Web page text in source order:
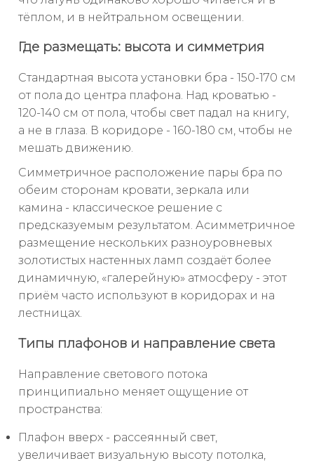
тёплом, и в нейтральном освещении.
Где размещать: высота и симметрия
Стандартная высота установки бра - 150-170 см
от пола до центра плафона. Над кроватью -
120-140 см от пола, чтобы свет падал на книгу,
а не в глаза. В коридоре - 160-180 см, чтобы не
мешать движению.
Симметричное расположение пары бра по
обеим сторонам кровати, зеркала или
камина - классическое решение с
предсказуемым результатом. Асимметричное
размещение нескольких разноуровневых
золотистых настенных ламп создаёт более
динамичную, «галерейную» атмосферу - этот
приём часто используют в коридорах и на
лестницах.
Типы плафонов и направление света
Направление светового потока
принципиально меняет ощущение от
пространства:
Плафон вверх - рассеянный свет,
увеличивает визуальную высоту потолка,